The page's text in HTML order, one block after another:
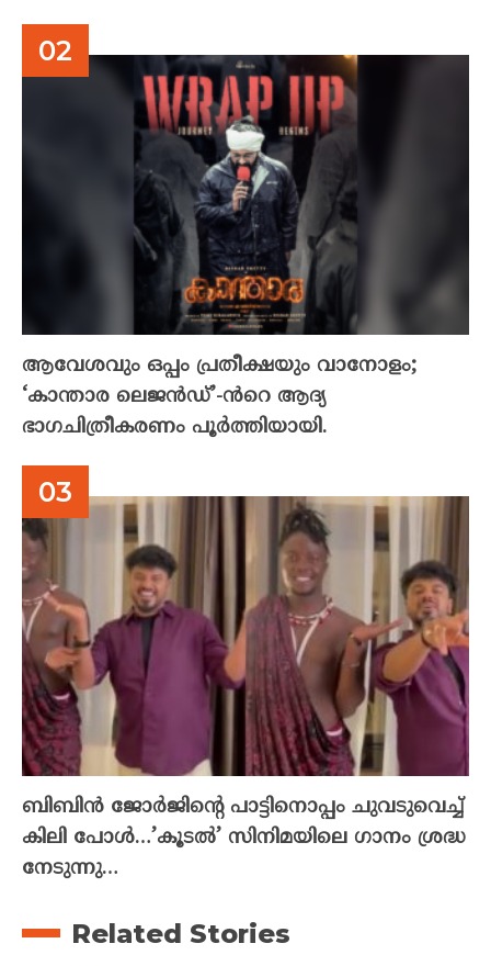
ആവേശവും ഒപ്പം പ്രതീക്ഷയും വാനോളം;
‘കാന്താര ലെജൻഡ്’-ൻറെ ആദ്യ
ഭാഗചിത്രീകരണം പൂർത്തിയായി.
ബിബിൻ ജോർജിന്റെ പാട്ടിനൊപ്പം ചുവടുവെച്ച്
കിലി പോൾ…’കൂടൽ’ സിനിമയിലെ ഗാനം ശ്രദ്ധ
നേടുന്നു…
Related Stories